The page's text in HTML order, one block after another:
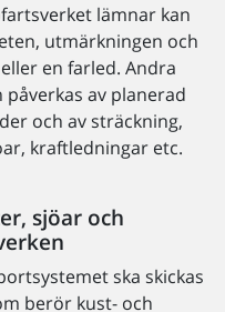
lämnar kan
utmärkningen och
en farled. Andra
av planerad
och av sträckning,
kraftledningar etc.
sjöar och
ska skickas
berör kust- och